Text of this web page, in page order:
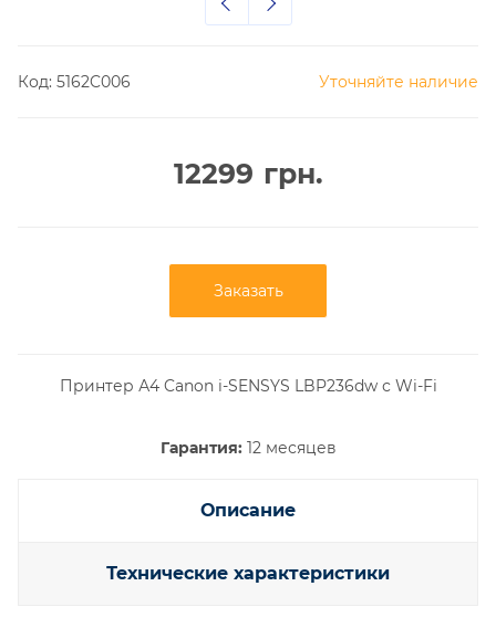
Код: 5162C006 Уточняйте наличие
12299 грн.
Заказать
Принтер А4 Canon i-SENSYS LBP236dw с Wi-Fi
Гарантия:12 месяцев
Описание
Технические характеристики